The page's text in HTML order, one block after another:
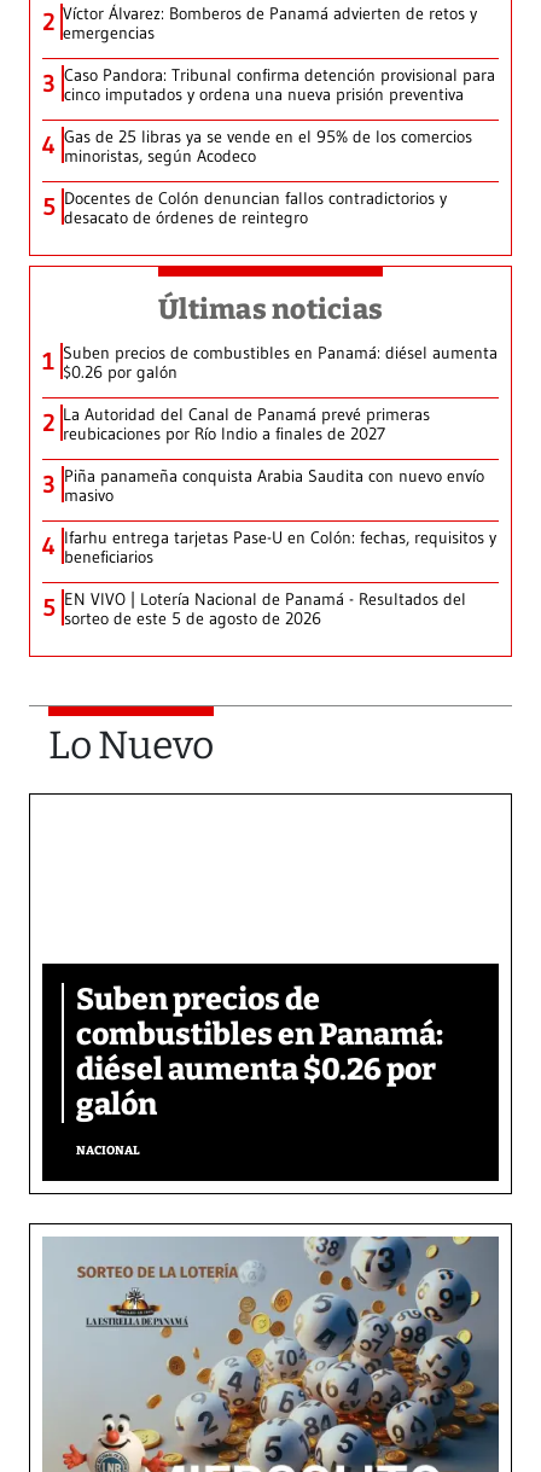
2 Víctor Álvarez: Bomberos de Panamá advierten de retos y
emergencias
3 Caso Pandora: Tribunal confirma detención provisional para
cinco imputados y ordena una nueva prisión preventiva
4 Gas de 25 libras ya se vende en el 95% de los comercios
minoristas, según Acodeco
5 Docentes de Colón denuncian fallos contradictorios y
desacato de órdenes de reintegro
Últimas noticias
1 Suben precios de combustibles en Panamá: diésel aumenta
$0.26 por galón
2 La Autoridad del Canal de Panamá prevé primeras
reubicaciones por Río Indio a finales de 2027
3 Piña panameña conquista Arabia Saudita con nuevo envío
masivo
4 Ifarhu entrega tarjetas Pase-U en Colón: fechas, requisitos y
beneficiarios
5 EN VIVO | Lotería Nacional de Panamá - Resultados del
sorteo de este 5 de agosto de 2026
Lo Nuevo
Suben precios de
combustibles en Panamá:
diésel aumenta $0.26 por
galón
NACIONAL